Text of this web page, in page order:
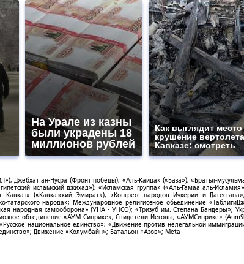
На Урале из казны
были украдены 18
миллионов рублей
Как выглядит место
крушение
Кавказе: смотреть
Джебхат ан-Нусра (Фронт победы); «Аль-Каида» («База»); «Братья-
исламский джихад»); «Исламская группа» («Аль-Гамаа аль-
(«Кавказский Эмират»); «Конгресс народов Ичкерии и
народа»; Международное религиозное объединение
народная самооборона» (УНА - УНСО); «Тризуб им. Степана Бандеры»;
объединение «АУМ Синрике»; Свидетели Иеговы; «АУМСинрике»
национальное единство»; «Движение против нелегальной
Движение «Колумбайн»; Батальон «Азов»; Meta